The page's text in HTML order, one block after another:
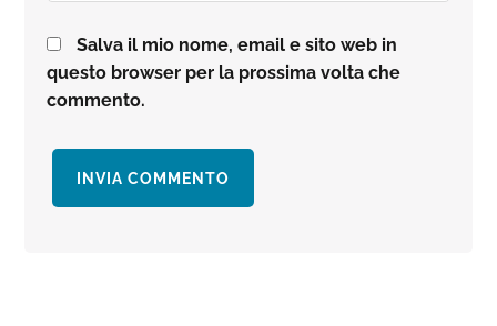
Salva il mio nome, email e sito web in
questo browser per la prossima volta che
commento.